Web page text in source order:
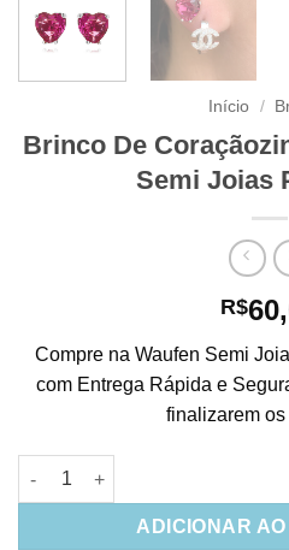
Início /
Brinco De
Semi Joias
R$
Compre na Waufen Semi
com Entrega Rápida e
finalizarem
Brinco De Coraçãozinho Rodio
ADICIONAR